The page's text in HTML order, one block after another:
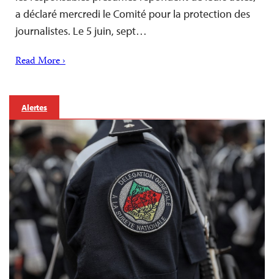
a déclaré mercredi le Comité pour la protection des
journalistes. Le 5 juin, sept…
Read More ›
Alertes